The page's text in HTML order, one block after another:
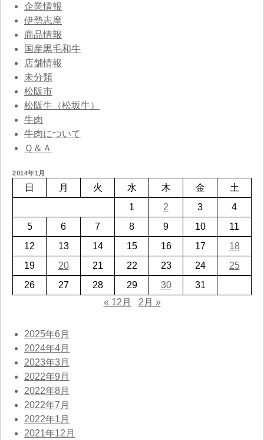
企業情報
伊勢志摩
商品情報
国産黒毛和牛
店舗情報
未分類
松阪市
松阪牛（松坂牛）
牛肉
牛肉について
Ｑ＆Ａ
2014年1月
日 月 火 水 木 金
土
1
2 3
4
5
6 7 8 9 10
11
12
13 14 15 16 17
18
19
20 21 22 23 24
25
26
27 28 29 30
31
« 12月
2月 »
2025年6月
2024年4月
2023年3月
2022年9月
2022年8月
2022年7月
2022年1月
2021年12月